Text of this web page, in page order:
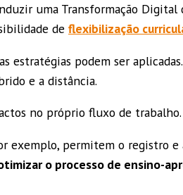
uma Transformação Digital
de flexibilização
estratégias podem ser
e a distância.
no próprio fluxo de trabalho.
exemplo, permitem o registro e
o processo de ensino-